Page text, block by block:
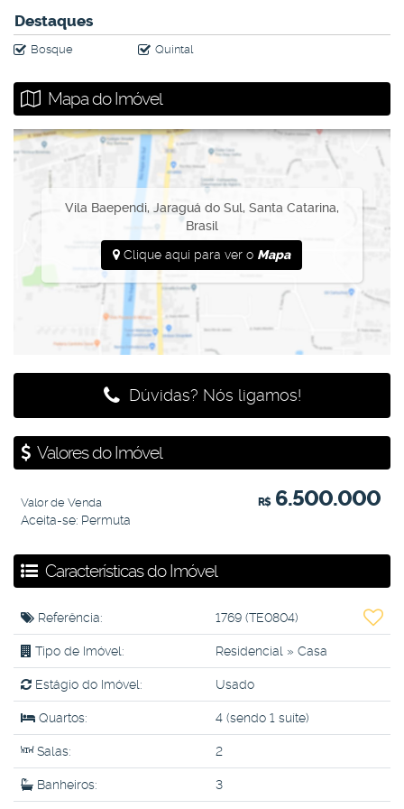
*Valores sujeitos a atualização.
Destaques
Bosque Quintal
Mapa do Imóvel
Vila Baependi, Jaraguá do Sul, Santa Catarina,
Brasil
Clique aqui para ver o Mapa
Dúvidas? Nós ligamos!
Valores do Imóvel
R$6.500.000
Valor de Venda
Aceita-se: Permuta
Características do Imóvel
Referência: 1769 (TE0804)
Tipo de Imóvel: Residencial » Casa
Estágio do Imóvel: Usado
Quartos: 4 (sendo 1 suíte)
Salas: 2
Banheiros: 3